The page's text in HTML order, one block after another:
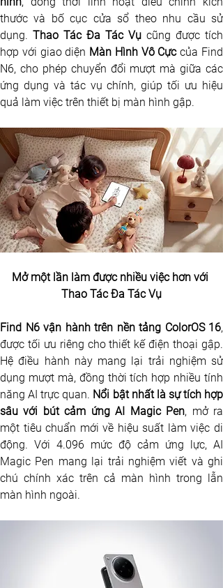
thước và bố cục cửa sổ theo nhu cầu sử
dụng. Thao Tác Đa Tác Vụ cũng được tích
hợp với giao diện Màn Hình Vô Cực của Find
N6, cho phép chuyển đổi mượt mà giữa các
ứng dụng và tác vụ chính, giúp tối ưu hiệu
quả làm việc trên thiết bị màn hình gập.
Mở một lần làm được nhiều việc hơn với
Thao Tác Đa Tác Vụ
Find N6 vận hành trên nền tảng ColorOS 16,
được tối ưu riêng cho thiết kế điện thoại gập.
Hệ điều hành này mang lại trải nghiệm sử
dụng mượt mà, đồng thời tích hợp nhiều tính
năng AI trực quan. Nổi bật nhất là sự tích hợp
sâu với bút cảm ứng AI Magic Pen, mở ra
một tiêu chuẩn mới về hiệu suất làm việc di
động. Với 4.096 mức độ cảm ứng lực, AI
Magic Pen mang lại trải nghiệm viết và ghi
chú chính xác trên cả màn hình trong lẫn
màn hình ngoài.